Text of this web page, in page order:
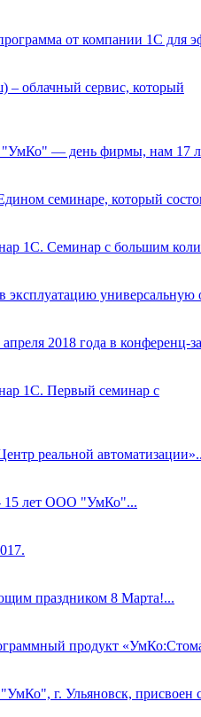
от компании 1С для
– облачный сервис, который
"УмКо" — день фирмы, нам 17
семинаре, который
1С. Семинар с большим
универсальную
2018 года в конференц-
1С. Первый семинар с
реальной
- 15 лет ООО "УмКо"...
праздником 8 Марта!...
продукт
г. Ульяновск, присвоен